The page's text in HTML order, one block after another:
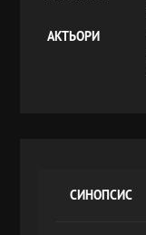
АКТЬОРИ
СИНОПСИС